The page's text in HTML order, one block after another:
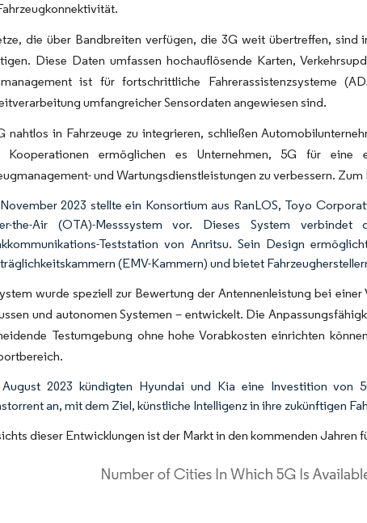
die über Bandbreiten verfügen, die 3G weit übertreffen, sind
Diese Daten umfassen hochauflösende Karten,
ist für fortschrittliche Fahrerassistenzsysteme
umfangreicher Sensordaten angewiesen sind.
nahtlos in Fahrzeuge zu integrieren, schließen
Kooperationen ermöglichen es Unternehmen, 5G für
und Wartungsdienstleistungen zu verbessern. Zum
2023 stellte ein Konsortium aus RanLOS, Toyo
the-Air (OTA)-Messsystem vor. Dieses System
Teststation von Anritsu. Sein Design
(EMV-Kammern) und bietet
wurde speziell zur Bewertung der Antennenleistung bei
und autonomen Systemen – entwickelt. Die
Testumgebung ohne hohe Vorabkosten einrichten
2023 kündigten Hyundai und Kia eine Investition von
an, mit dem Ziel, künstliche Intelligenz in ihre zukünftigen
dieser Entwicklungen ist der Markt in den kommenden Jahren